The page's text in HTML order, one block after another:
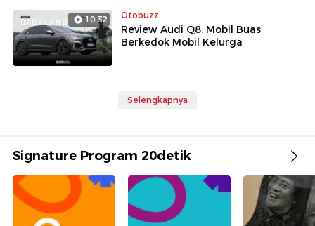
10:32 Otobuzz
Review Audi Q8: Mobil Buas
Berkedok Mobil Kelurga
Selengkapnya
Signature Program 20detik